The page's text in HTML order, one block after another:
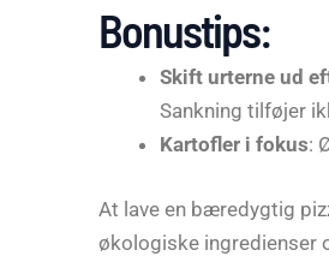
Bonustips:
Skift urterne ud
Sankning tilføjer
Kartofler i fokus:
At lave en bæredygtig
økologiske ingredienser